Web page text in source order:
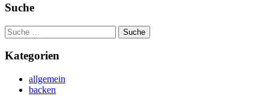
Suche
Suche
nach:
Kategorien
allgemein
backen